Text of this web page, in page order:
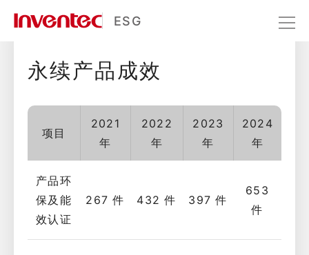
ESG
绿色产品与材料
驱动创新 永续产品
永续产品成效
项目
2021
年
2022
年
2023
年
2024
年
产品环
保及能
效认证
267 件 432 件 397 件
653
件